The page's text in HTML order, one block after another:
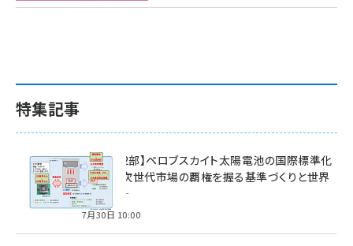
特集記事
特集【第2部】ペロブスカイト太陽電池の国際標準化
戦略 ― 次世代市場の覇権を握る基準づくりと世界
の動向 ―
7月30日 10:00